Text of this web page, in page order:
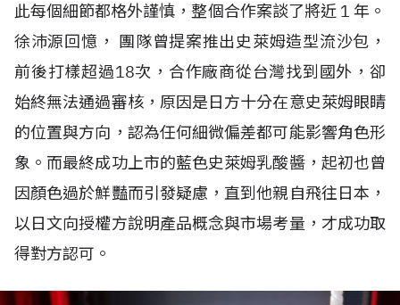
此每個細節都格外謹慎，整個合作案談了將近 1 年。
徐沛源回憶， 團隊曾提案推出史萊姆造型流沙包，
前後打樣超過18次，合作廠商從台灣找到國外，卻
始終無法通過審核，原因是日方十分在意史萊姆眼睛
的位置與方向，認為任何細微偏差都可能影響角色形
象。而最終成功上市的藍色史萊姆乳酸醬，起初也曾
因顏色過於鮮豔而引發疑慮，直到他親自飛往日本，
以日文向授權方說明產品概念與市場考量，才成功取
得對方認可。